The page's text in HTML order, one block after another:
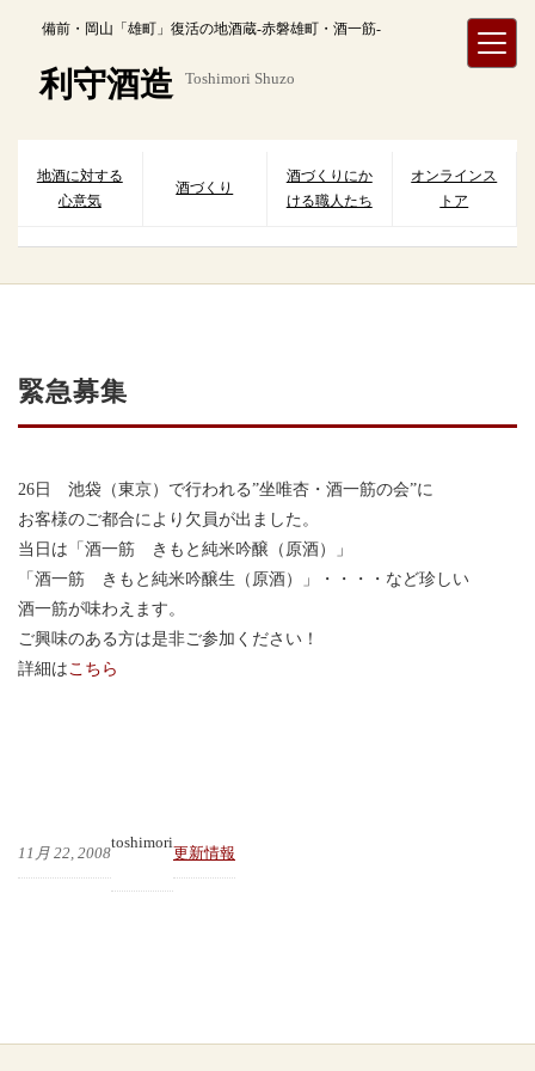
備前・岡山「雄町」復活の地酒蔵-赤磐雄町・酒一筋-
利守酒造 Toshimori Shuzo
地酒に対する
心意気
酒づくり
酒づくりにか
ける職人たち
オンラインス
トア
緊急募集
26日 池袋（東京）で行われる”坐唯杏・酒一筋の会”に
お客様のご都合により欠員が出ました。
当日は「酒一筋 きもと純米吟醸（原酒）」
「酒一筋 きもと純米吟醸生（原酒）」・・・・など珍しい
酒一筋が味わえます。
ご興味のある方は是非ご参加ください！
詳細は こちら
11月 22, 2008
toshimori
更新情報